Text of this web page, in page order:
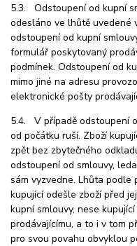
5.3. Odstoupení od kupní
odesláno ve lhůtě uvedené
odstoupení od kupní
formulář poskytovaný
podmínek. Odstoupení od
mimo jiné na adresu
elektronické pošty
5.4. V případě odstoupení
od počátku ruší. Zboží
zpět bez zbytečného
odstoupení od smlouvy,
sám vyzvedne. Lhůta podle
kupující odešle zboží před
kupní smlouvy, nese
prodávajícímu, a to i v tom
pro svou povahu obvyklou